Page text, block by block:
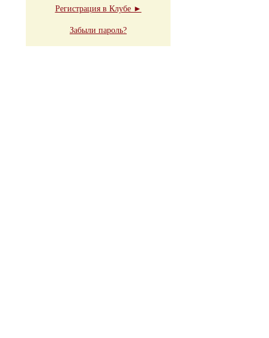
Регистрация в Клубе ►
Забыли пароль?